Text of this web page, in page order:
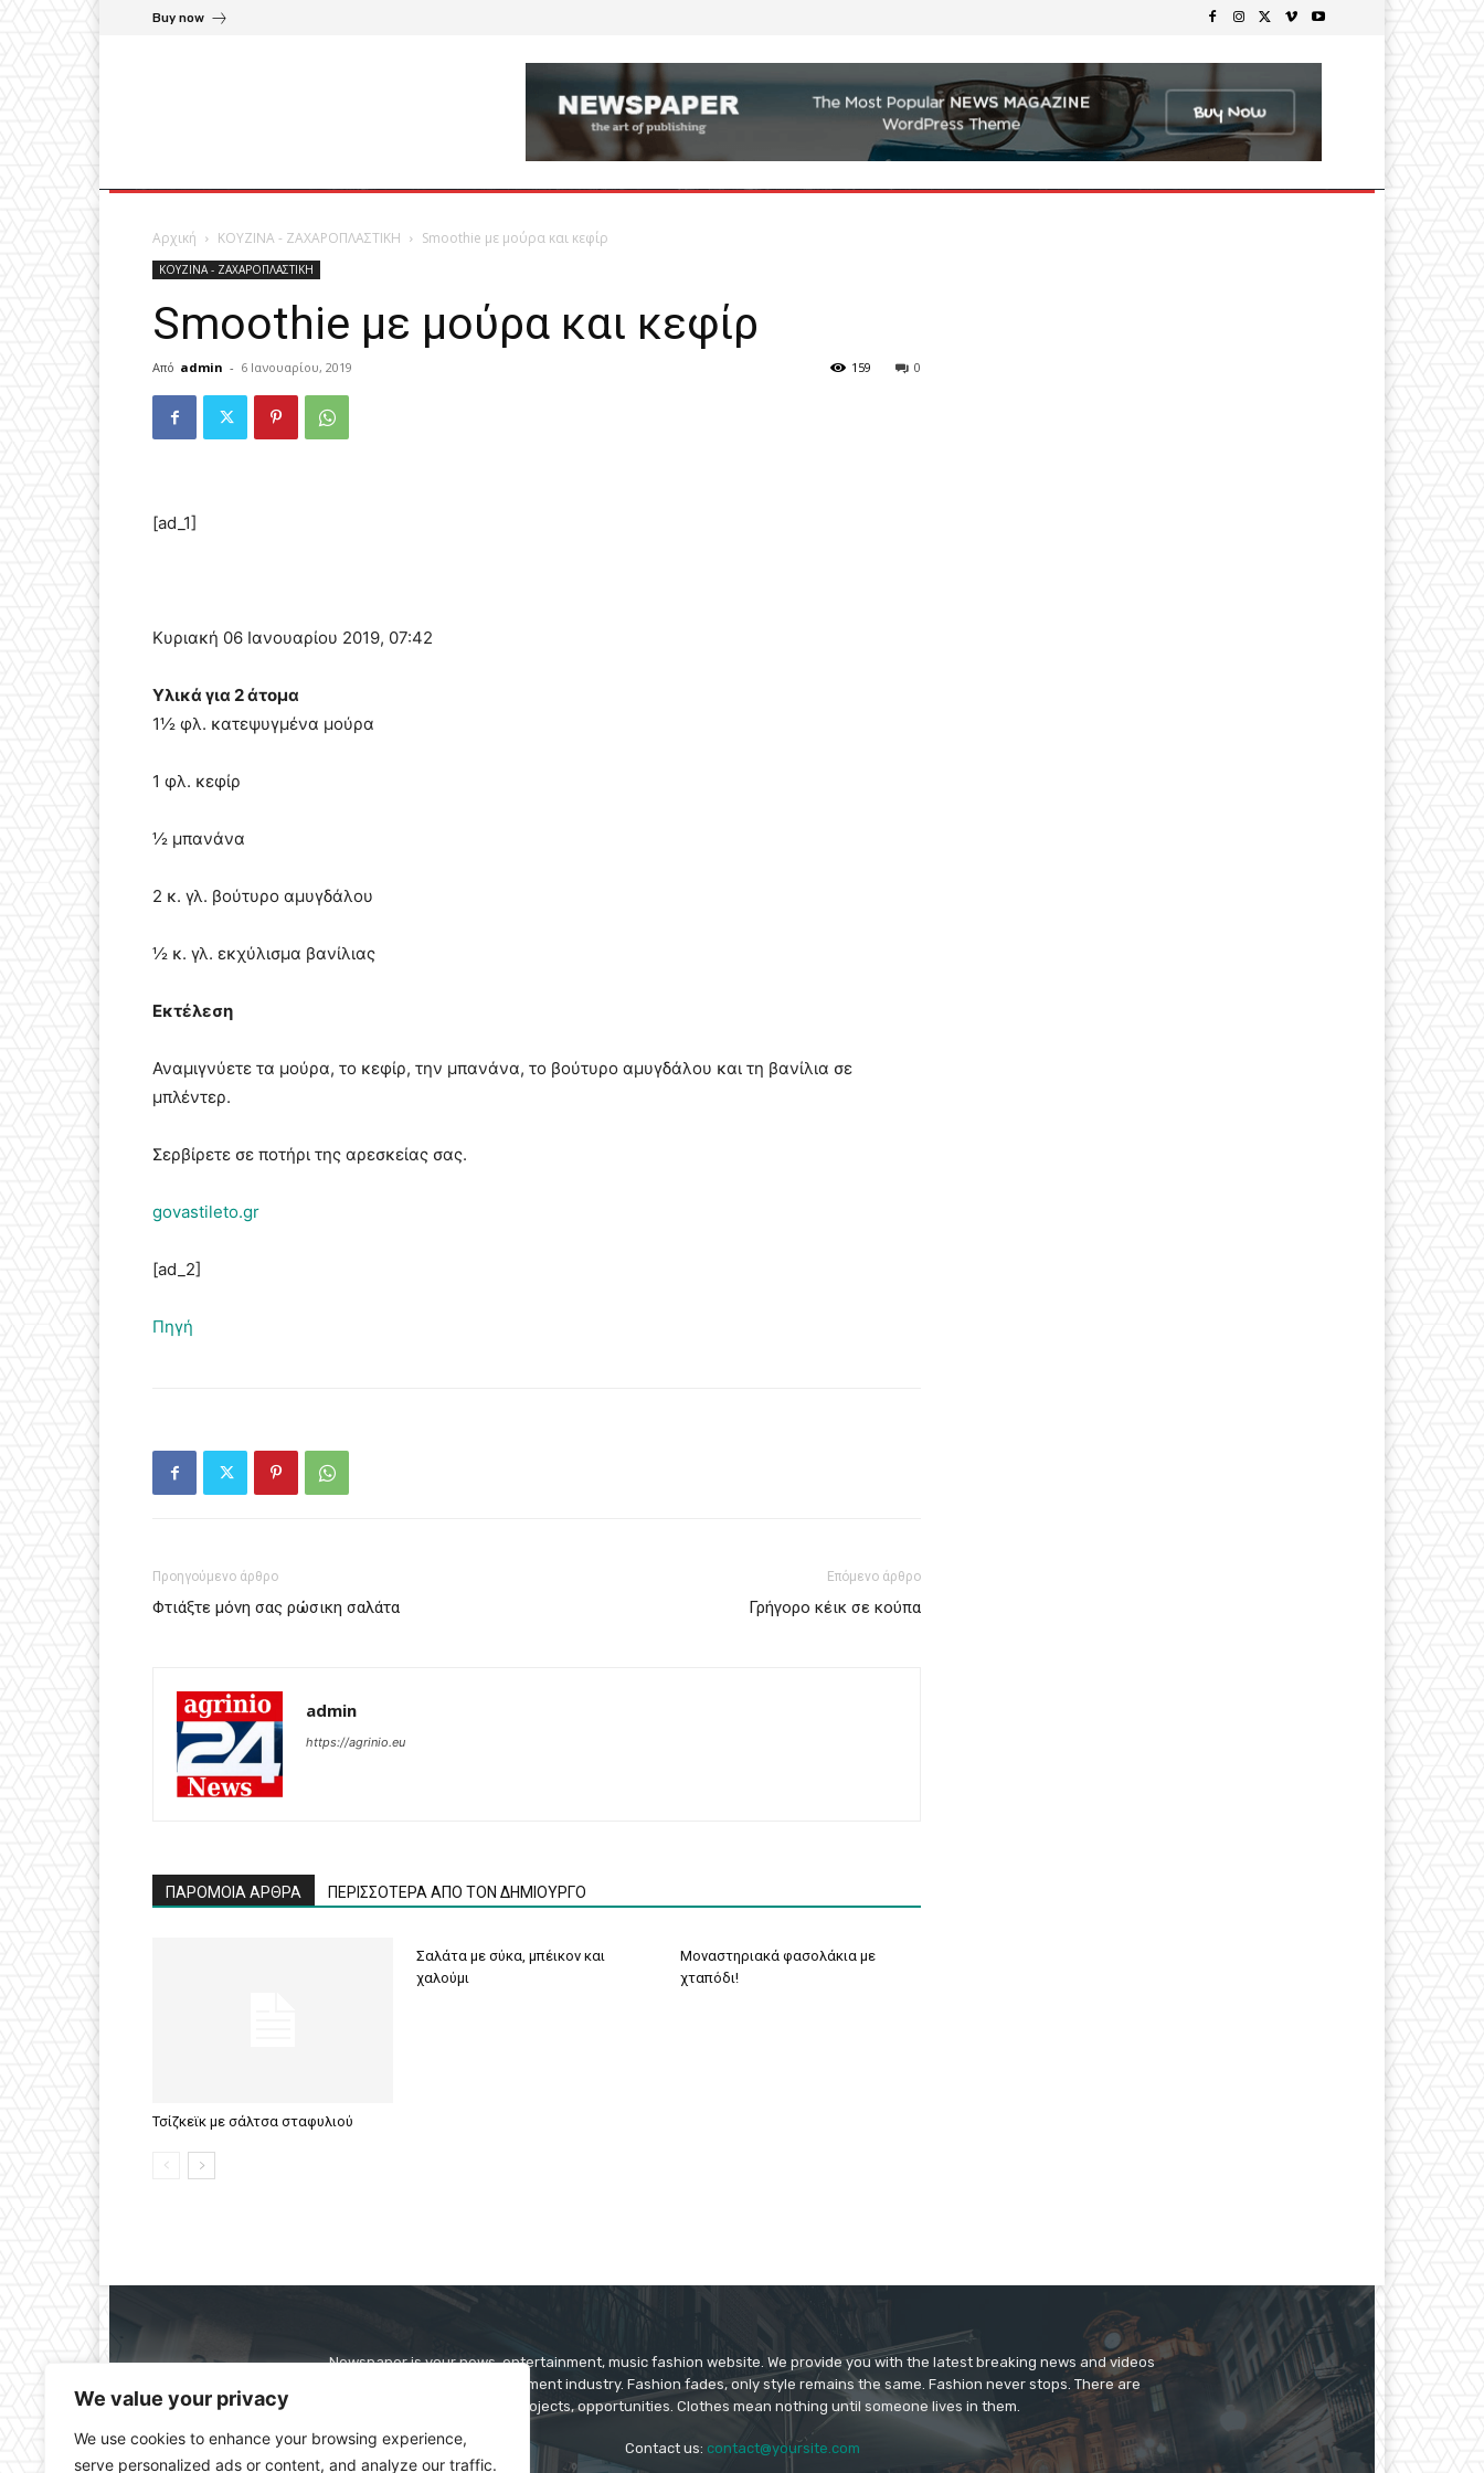
We value your privacy
We use cookies to enhance your browsing experience,
serve personalized ads or content, and analyze our traffic.
Buy now
Αρχική ΚΟΥΖΙΝΑ - ΖΑΧΑΡΟΠΛΑΣΤΙΚΗ Smoothie με μούρα και κεφίρ
ΚΟΥΖΙΝΑ - ΖΑΧΑΡΟΠΛΑΣΤΙΚΗ
Smoothie με μούρα και κεφίρ
Από admin - 6 Ιανουαρίου, 2019 0
159
[ad_1]
Κυριακή 06 Ιανουαρίου 2019, 07:42
Υλικά για 2 άτομα
1½ φλ. κατεψυγμένα μούρα
1 φλ. κεφίρ
½ μπανάνα
2 κ. γλ. βούτυρο αμυγδάλου
½ κ. γλ. εκχύλισμα βανίλιας
Εκτέλεση
Αναμιγνύετε τα μούρα, το κεφίρ, την μπανάνα, το βούτυρο αμυγδάλου και τη βανίλια σε
μπλέντερ.
Σερβίρετε σε ποτήρι της αρεσκείας σας.
govastileto.gr
[ad_2]
Πηγή
Προηγούμενο άρθρο
Φτιάξτε μόνη σας ρώσικη σαλάτα
Επόμενο άρθρο
Γρήγορο κέικ σε κούπα
admin
https://agrinio.eu
ΠΑΡΟΜΟΙΑ ΑΡΘΡΑ ΠΕΡΙΣΣΟΤΕΡΑ ΑΠΟ ΤΟΝ ΔΗΜΙΟΥΡΓΟ
Τσίζκεϊκ με σάλτσα σταφυλιού
Σαλάτα με σύκα, μπέικον και
χαλούμι
Μοναστηριακά φασολάκια με
χταπόδι!
Newspaper is your news, entertainment, music fashion website. We provide you with the latest breaking news and videos
straight from the entertainment industry. Fashion fades, only style remains the same. Fashion never stops. There are
always projects, opportunities. Clothes mean nothing until someone lives in them.
Contact us: contact@yoursite.com